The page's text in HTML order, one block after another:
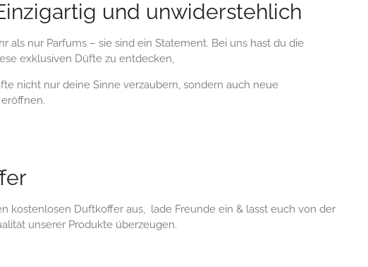
und unwiderstehlich
als nur Parfums – sie sind ein Statement. Bei uns hast du die
exklusiven Düfte zu entdecken,
nicht nur deine Sinne verzaubern, sondern auch neue
kostenlosen Duftkoffer aus, lade Freunde ein & lasst euch von der
unserer Produkte überzeugen.